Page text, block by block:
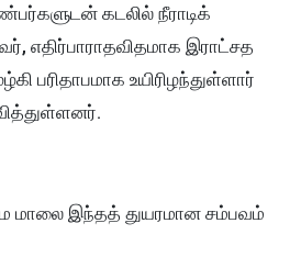
கடலில் நீராடிக்
எதிர்பாராதவிதமாக இராட்சத
பரிதாபமாக உயிரிழந்துள்ளார்
மாலை இந்தத் துயரமான சம்பவம்